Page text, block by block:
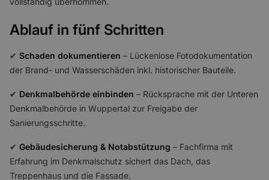
Ablauf in fünf Schritten
✔ Schaden dokumentieren – Lückenlose Fotodokumentation
der Brand- und Wasserschäden inkl. historischer Bauteile.
✔ Denkmalbehörde einbinden – Rücksprache mit der Unteren
Denkmalbehörde in Wuppertal zur Freigabe der
Sanierungsschritte.
✔ Gebäudesicherung & Notabstützung – Fachfirma mit
Erfahrung im Denkmalschutz sichert das Dach, das
Treppenhaus und die Fassade.